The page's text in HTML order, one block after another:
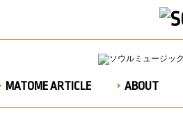
MATOME ARTICLE ABOUT